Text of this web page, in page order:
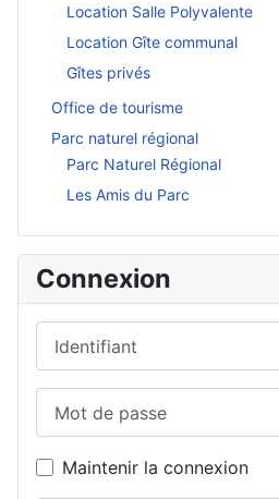
Location Salle Polyvalente
Location Gîte communal
Gîtes privés
Office de tourisme
Parc naturel régional
Parc Naturel Régional
Les Amis du Parc
Connexion
Maintenir la connexion